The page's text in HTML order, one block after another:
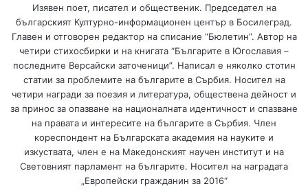
Изявен поет, писател и общественик. Председател на
българският Културно-информационен център в Босилеград.
Главен и отговорен редактор на списание “Бюлетин”. Автор на
четири стихосбирки и на книгата “Българите в Югославия –
последните Версайски заточеници”. Написал е няколко стотин
статии за проблемите на българите в Сърбия. Носител на
четири награди за поезия и литература, обществена дейност и
за принос за опазване на националната идентичност и спазване
на правата и интересите на българите в Сърбия. Член
кореспондент на Българската академия на науките и
изкуствата, член е на Македонският научен институт и на
Световният парламент на българите. Носител на наградата
„Европейски гражданин за 2016“